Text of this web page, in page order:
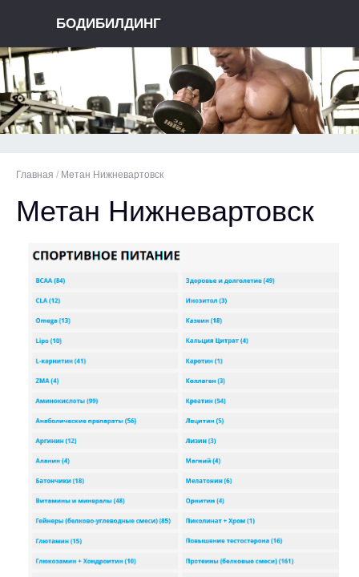
БОДИБИЛДИНГ
Главная / Метан Нижневартовск
Метан Нижневартовск